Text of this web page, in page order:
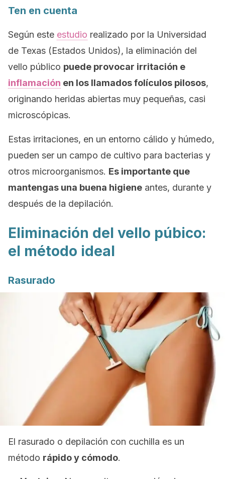
Ten en cuenta
Según este estudio realizado por la Universidad
de Texas (Estados Unidos), la eliminación del
vello público puede provocar irritación e
inflamación en los llamados folículos pilosos,
originando heridas abiertas muy pequeñas, casi
microscópicas.
Estas irritaciones, en un entorno cálido y húmedo,
pueden ser un campo de cultivo para bacterias y
otros microorganismos. Es importante que
mantengas una buena higiene antes, durante y
después de la depilación.
Eliminación del vello púbico:
el método ideal
Rasurado
El rasurado o depilación con cuchilla es un
método rápido y cómodo.